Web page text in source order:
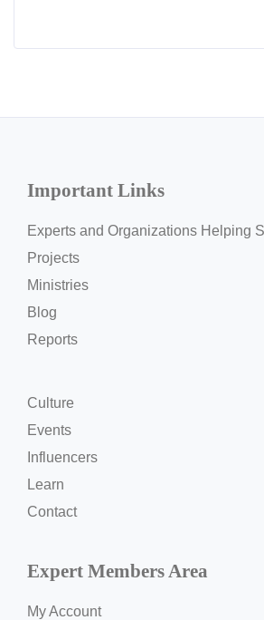
Important Links
Experts and Organizations Helping
Projects
Ministries
Blog
Reports
Culture
Events
Influencers
Learn
Contact
Expert Members Area
My Account